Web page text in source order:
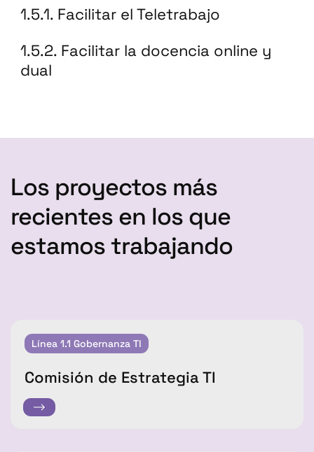
1.5.1. Facilitar el Teletrabajo
1.5.2. Facilitar la docencia online y
dual
Los proyectos más
recientes en los que
estamos trabajando
Línea 1.1 Gobernanza Tl
Comisión de Estrategia TI